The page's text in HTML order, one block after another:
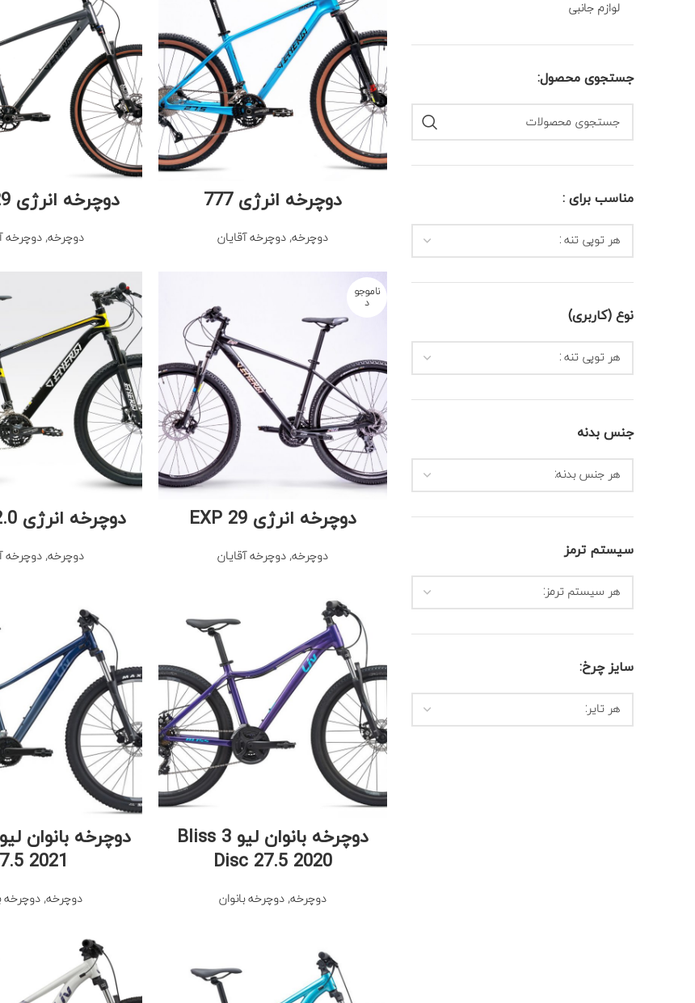
لوازم جانبی
جستجوی محصول:
مناسب برای :
هر توپی تنه :
نوع (کاربری)
هر توپی تنه :
جنس بدنه
هر جنس بدنه:
سیستم ترمز
هر سیستم ترمز:
سایز چرخ:
هر تایر:
دوچرخه انرژی 777
دوچرخه, دوچرخه آقایان
دوچرخه انرژی EXP 1 29
دوچرخه, دوچرخه
ناموجو
د
دوچرخه انرژی EXP 29
دوچرخه, دوچرخه آقایان
دوچرخه انرژی Mantis 2.0
دوچرخه, دوچرخه
دوچرخه بانوان لیو Bliss 3
Disc 27.5 2020
دوچرخه, دوچرخه بانوان
2021
دوچرخه, دوچرخه